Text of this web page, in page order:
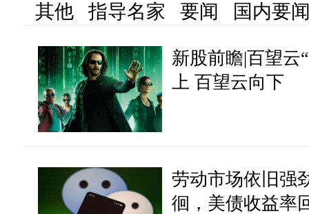
其他
指导名家 要闻 国内要
新股前瞻|百望云
上 百望云向下
劳动市场依旧强
徊，美债收益率